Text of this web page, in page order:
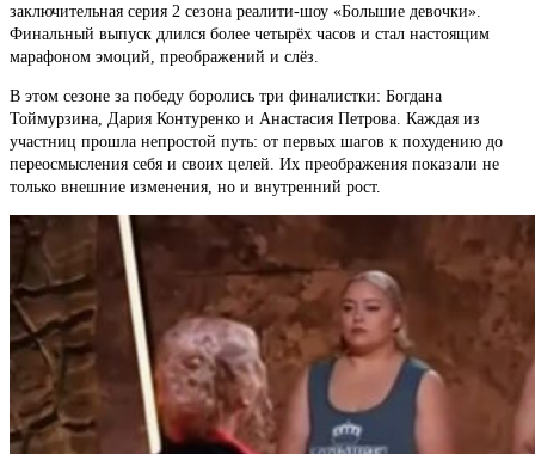
заключительная серия 2 сезона реалити-шоу «Большие девочки».
Финальный выпуск длился более четырёх часов и стал настоящим
марафоном эмоций, преображений и слёз.
В этом сезоне за победу боролись три финалистки: Богдана
Тоймурзина, Дария Контуренко и Анастасия Петрова. Каждая из
участниц прошла непростой путь: от первых шагов к похудению до
переосмысления себя и своих целей. Их преображения показали не
только внешние изменения, но и внутренний рост.